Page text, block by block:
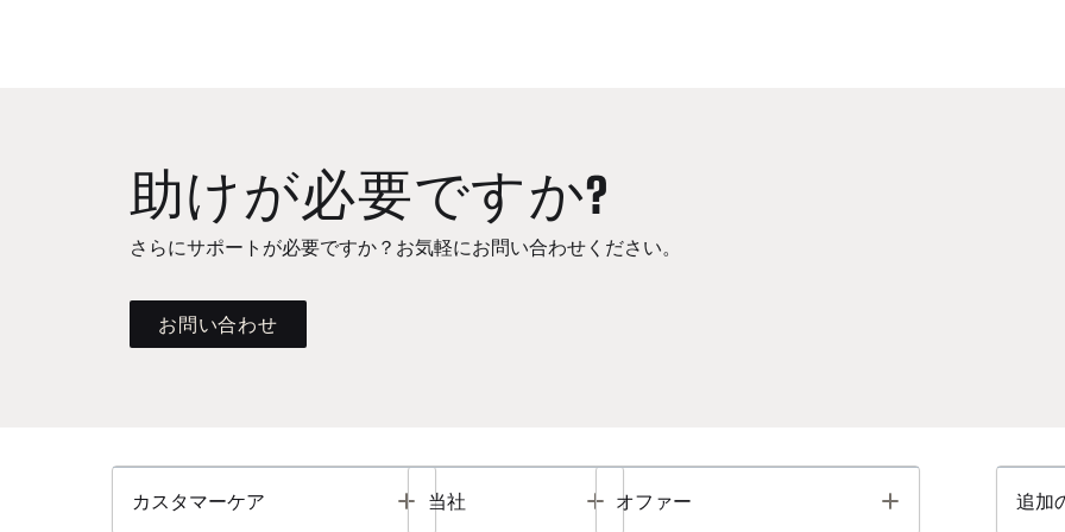
助けが必要ですか?
さらにサポートが必要ですか？お気軽にお問い合わせください。
お問い合わせ
カスタマーケア Toggle
当社 Toggle
オファー Toggle 追加